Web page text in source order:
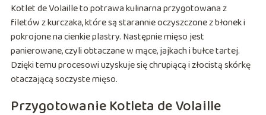
Kotlet de Volaille to potrawa kulinarna przygotowana z
filetów z kurczaka, które są starannie oczyszczone z błonek i
pokrojone na cienkie plastry. Następnie mięso jest
panierowane, czyli obtaczane w mące, jajkach i bułce tartej.
Dzięki temu procesowi uzyskuje się chrupiącą i złocistą skórkę
otaczającą soczyste mięso.
Przygotowanie Kotleta de Volaille